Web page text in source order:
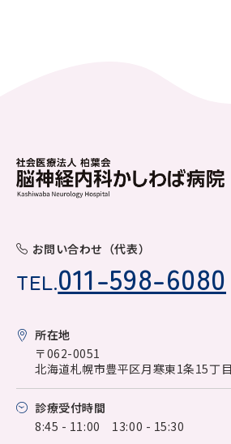
お問い合わせ（代表）
TEL.011-598-6080
所在地
〒062-0051
北海道札幌市豊平区月寒東1条15丁
診療受付時間
8:45 - 11:00 13:00 - 15:30